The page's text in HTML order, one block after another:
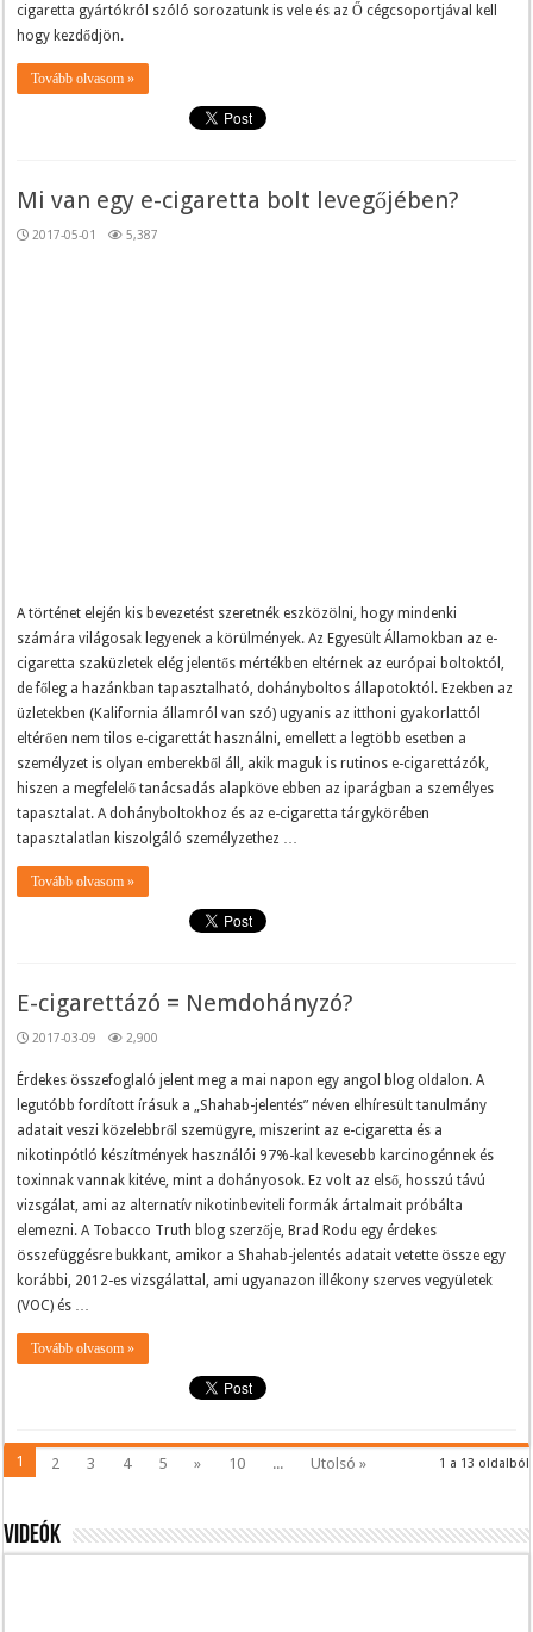
cigaretta gyártókról szóló sorozatunk is vele és az Ő cégcsoportjával kell
hogy kezdődjön.
Tovább olvasom »
Mi van egy e-cigaretta bolt levegőjében?
2017-05-01 5,387
A történet elején kis bevezetést szeretnék eszközölni, hogy mindenki
számára világosak legyenek a körülmények. Az Egyesült Államokban az e-
cigaretta szaküzletek elég jelentős mértékben eltérnek az európai boltoktól,
de főleg a hazánkban tapasztalható, dohányboltos állapotoktól. Ezekben az
üzletekben (Kalifornia államról van szó) ugyanis az itthoni gyakorlattól
eltérően nem tilos e-cigarettát használni, emellett a legtöbb esetben a
személyzet is olyan emberekből áll, akik maguk is rutinos e-cigarettázók,
hiszen a megfelelő tanácsadás alapköve ebben az iparágban a személyes
tapasztalat. A dohányboltokhoz és az e-cigaretta tárgykörében
tapasztalatlan kiszolgáló személyzethez …
Tovább olvasom »
E-cigarettázó = Nemdohányzó?
2017-03-09 2,900
Érdekes összefoglaló jelent meg a mai napon egy angol blog oldalon. A
legutóbb fordított írásuk a „Shahab-jelentés” néven elhíresült tanulmány
adatait veszi közelebbről szemügyre, miszerint az e-cigaretta és a
nikotinpótló készítmények használói 97%-kal kevesebb karcinogénnek és
toxinnak vannak kitéve, mint a dohányosok. Ez volt az első, hosszú távú
vizsgálat, ami az alternatív nikotinbeviteli formák ártalmait próbálta
elemezni. A Tobacco Truth blog szerzője, Brad Rodu egy érdekes
összefüggésre bukkant, amikor a Shahab-jelentés adatait vetette össze egy
korábbi, 2012-es vizsgálattal, ami ugyanazon illékony szerves vegyületek
(VOC) és …
Tovább olvasom »
1 a 13 oldalból
1 2 3 4 5 » 10 ... Utolsó »
Videók